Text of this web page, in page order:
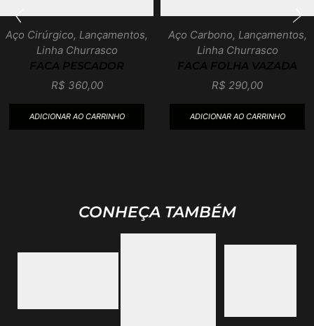
Aço Cirúrgico, Lançamentos,
Linha Churrasco
FACA PESCADOR
R$ 360,00
ADICIONAR AO CARRINHO
Aço Carbono, Lançamentos,
Linha Churrasco
FACA FOLHA VAZADA
R$ 290,00
ADICIONAR AO CARRINHO
CONHEÇA TAMBÉM